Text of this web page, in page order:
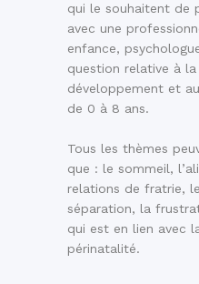
qui le souhaitent de
avec une
enfance,
question relative à
développement et
de 0 à 8 ans.
Tous les thèmes
que : le sommeil,
relations de fratrie,
séparation, la
qui est en lien avec
périnatalité.